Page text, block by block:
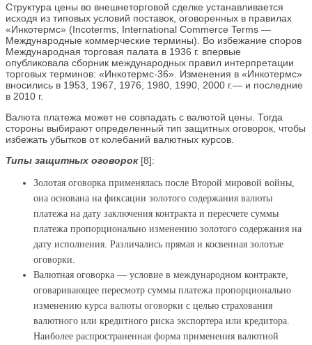
Структура цены во внешнеторговой сделке устанавливается
исходя из типовых условий поставок, оговоренных в правилах
«Инкотермс» (Incoterms, International Commerce Terms —
Международные коммерческие термины). Во избежание споров
Международная торговая палата в 1936 г. впервые
опубликовала сборник международных правил интерпретации
торговых терминов: «Инкотермс-36». Изменения в «Инкотермс»
вносились в 1953, 1967, 1976, 1980, 1990, 2000 г.— и последние
в 2010 г.
Валюта платежа может не совпадать с валютой цены. Тогда
стороны выбирают определенный тип защитных оговорок, чтобы
избежать убытков от колебаний валютных курсов.
Типы защитных оговорок [8]:
Золотая оговорка применялась после Второй мировой войны,
она основана на фиксации золотого содержания валюты
платежа на дату заключения контракта и пересчете суммы
платежа пропорционально изменению золотого содержания на
дату исполнения. Различались прямая и косвенная золотые
оговорки.
Валютная оговорка — условие в международном контракте,
оговаривающее пересмотр суммы платежа пропорционально
изменению курса валюты оговорки с целью страхования
валютного или кредитного риска экспортера или кредитора.
Наиболее распространенная форма применения валютной